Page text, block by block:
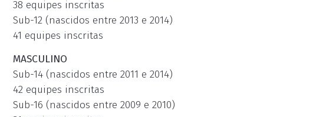
38 equipes inscritas
Sub-12 (nascidos entre 2013 e 2014)
41 equipes inscritas
MASCULINO
Sub-14 (nascidos entre 2011 e 2014)
42 equipes inscritas
Sub-16 (nascidos entre 2009 e 2010)